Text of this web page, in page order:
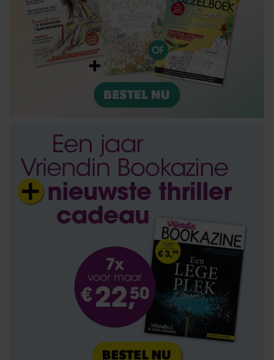
gaat akkoord met onze cookies als u onze website blijft
gebruiken.